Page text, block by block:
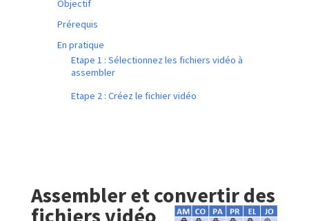
Objectif
Prérequis
En pratique
Etape 1 : Sélectionnez les fichiers vidéo à
assembler
Etape 2 : Créez le fichier vidéo
Assembler et convertir des
fichiers vidéo